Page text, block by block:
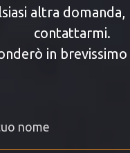
altra domanda,
contattarmi.
in